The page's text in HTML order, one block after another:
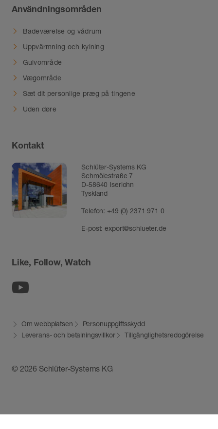
Användningsområden
Badeværelse og vådrum
Uppvärmning och kylning
Gulvområde
Vægområde
Sæt dit personlige præg på tingene
Uden døre
Kontakt
Schlüter-Systems KG
Schmölestraße 7
D-58640 Iserlohn
Tyskland
Telefon:+49 (0) 2371 971 0
E-post:export@schlueter.de
Like, Follow, Watch
© 2026 Schlüter-Systems KG
Om webbplatsen
Personuppgiftsskydd
Leverans- och betalningsvillkor
Tillgänglighetsredogörelse